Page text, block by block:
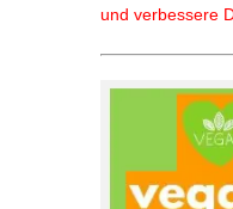
und verbessere